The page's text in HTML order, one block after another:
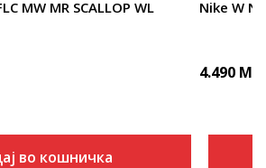
MW MR SCALLOP WL
во кошничка
Nike W
4.490